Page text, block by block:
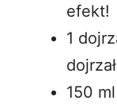
efekt!
1
150